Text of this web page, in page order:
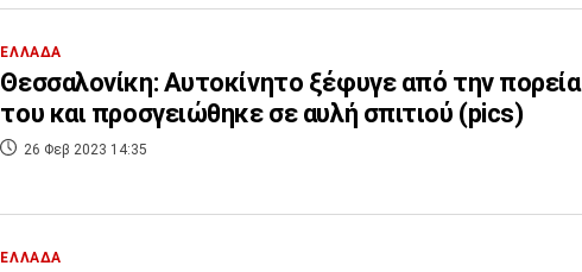
ΕΛΛΑΔΑ
Θεσσαλονίκη: Αυτοκίνητο ξέφυγε από την πορεία
του και προσγειώθηκε σε αυλή σπιτιού (pics)
26 Φεβ 2023 14:35
ΕΛΛΑΔΑ